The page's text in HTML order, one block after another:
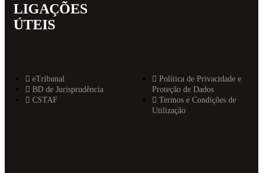
LIGAÇÕES
ÚTEIS
eTribunal
BD de Jurisprudência
CSTAF
Política de Privacidade e
Proteção de Dados
Termos e Condições de
Utilização